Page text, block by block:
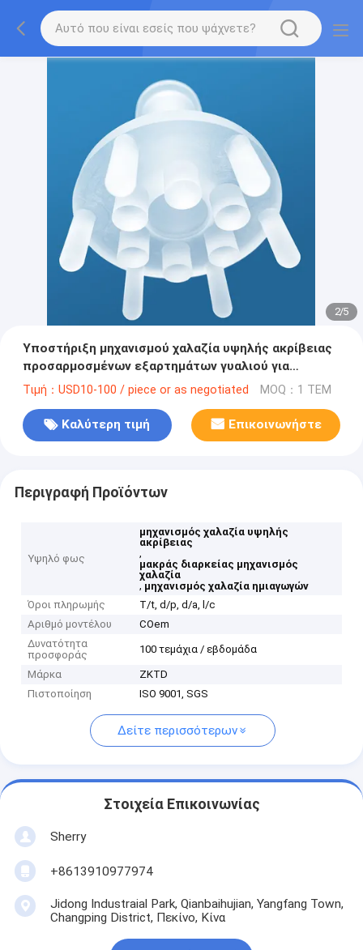
2/5
Υποστήριξη μηχανισμού χαλαζία υψηλής ακρίβειας
προσαρμοσμένων εξαρτημάτων γυαλιού για
ημιαγωγούς
Τιμή：USD10-100 / piece or as negotiated MOQ：1 ΤΕΜ
Καλύτερη τιμή Επικοινωνήστε
Περιγραφή Προϊόντων
Υψηλό φως
μηχανισμός χαλαζία υψηλής
ακρίβειας
,
μακράς διαρκείας μηχανισμός
χαλαζία
, μηχανισμός χαλαζία ημιαγωγών
Όροι πληρωμής
T/t, d/p, d/a, l/c
Αριθμό μοντέλου
COem
Δυνατότητα
προσφοράς
100 τεμάχια / εβδομάδα
Μάρκα
ZKTD
Πιστοποίηση
ISO 9001, SGS
Δείτε περισσότερων
Στοιχεία Επικοινωνίας
Sherry
+8613910977974
Jidong Industraial Park, Qianbaihujian, Yangfang Town,
Changping District, Πεκίνο, Κίνα